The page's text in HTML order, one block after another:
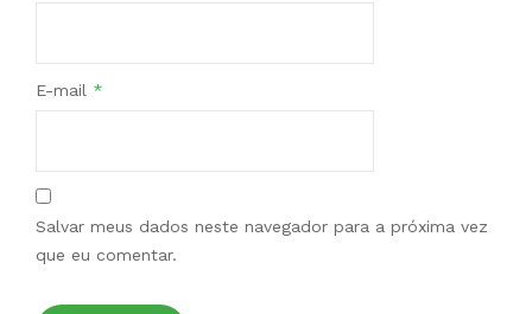
E-mail *
Salvar meus dados neste navegador para a próxima vez
que eu comentar.